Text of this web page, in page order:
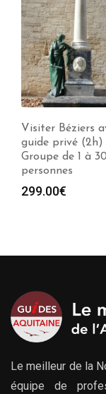
Visiter Millau
guide privé (2h)
Groupe de 1 à 30
personnes
299.00€
Le meilleur de la
équipe de